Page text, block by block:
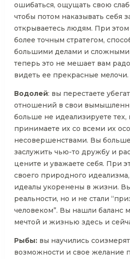
ошибаться, ощущать свою
чтобы потом наказывать себя
открываетесь людям. При
более точным стратегом,
большими делами и
теперь это не мешает вам
видеть ее прекрасные мелочи.
Водолей: вы перестаете
отношений в свои
больше не идеализируете тех,
принимаете их со всеми их
несовершенствами. Вы
заслужить чью-то дружбу и
цените и уважаете себя. При
своего природного
идеалы укоренены в жизни.
реальности, но и не стали
человеком”. Вы нашли баланс
мечтой и жизнью здесь и
Рыбы: вы научились
возможности и свое желание